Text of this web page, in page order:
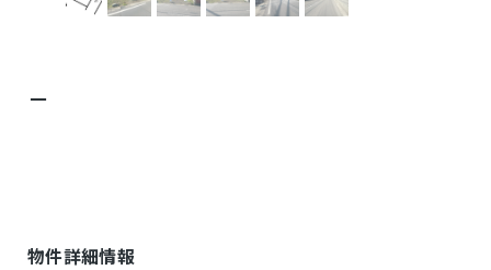
－
物件詳細情報